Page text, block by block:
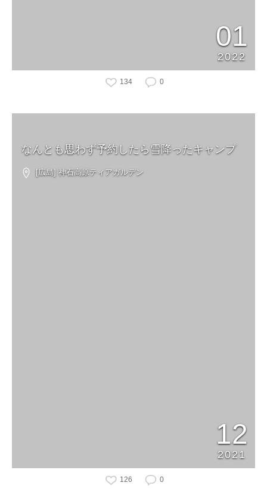
01
2022
134 0
なんとも思わず予約したら雪降ったキャンプ
[広島] 神石高原ティアガルデン
12
2021
126 0